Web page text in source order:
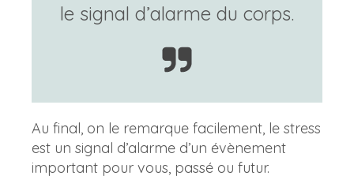
le signal d’alarme du corps.
Au final, on le remarque facilement, le stress
est un signal d’alarme d’un évènement
important pour vous, passé ou futur.